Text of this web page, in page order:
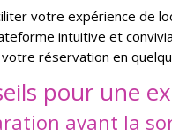
votre expérience de
intuitive et
réservation en
pour une
avant la